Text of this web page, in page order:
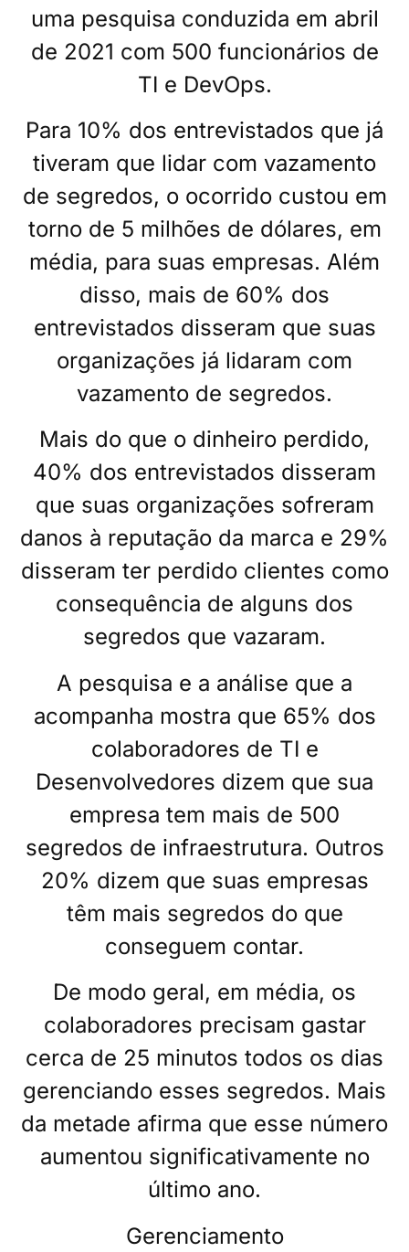
uma pesquisa conduzida em abril
de 2021 com 500 funcionários de
TI e DevOps.
Para 10% dos entrevistados que já
tiveram que lidar com vazamento
de segredos, o ocorrido custou em
torno de 5 milhões de dólares, em
média, para suas empresas. Além
disso, mais de 60% dos
entrevistados disseram que suas
organizações já lidaram com
vazamento de segredos.
Mais do que o dinheiro perdido,
40% dos entrevistados disseram
que suas organizações sofreram
danos à reputação da marca e 29%
disseram ter perdido clientes como
consequência de alguns dos
segredos que vazaram.
A pesquisa e a análise que a
acompanha mostra que 65% dos
colaboradores de TI e
Desenvolvedores dizem que sua
empresa tem mais de 500
segredos de infraestrutura. Outros
20% dizem que suas empresas
têm mais segredos do que
conseguem contar.
De modo geral, em média, os
colaboradores precisam gastar
cerca de 25 minutos todos os dias
gerenciando esses segredos. Mais
da metade afirma que esse número
aumentou significativamente no
último ano.
Gerenciamento